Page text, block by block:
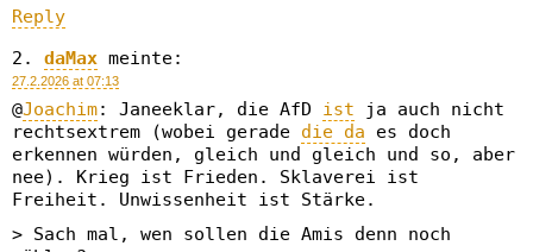
Reply
daMax meinte:
27.2.2026 at 07:13
@Joachim: Janeeklar, die AfD ist ja auch nicht
rechtsextrem (wobei gerade die da es doch
erkennen würden, gleich und gleich und so, aber
nee). Krieg ist Frieden. Sklaverei ist
Freiheit. Unwissenheit ist Stärke.
> Sach mal, wen sollen die Amis denn noch